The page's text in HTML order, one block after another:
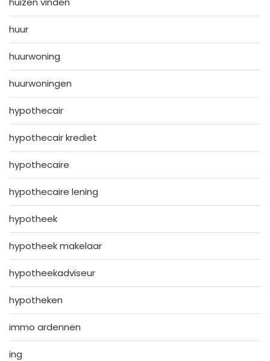
huur
huurwoning
huurwoningen
hypothecair
hypothecair krediet
hypothecaire
hypothecaire lening
hypotheek
hypotheek makelaar
hypotheekadviseur
hypotheken
immo ardennen
ing